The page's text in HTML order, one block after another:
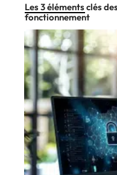
Les 3 éléments clés
fonctionnement